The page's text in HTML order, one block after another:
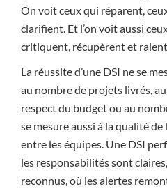
On voit ceux qui réparent,
clarifient. Et l’on voit aussi
critiquent, récupèrent et
La réussite d’une DSI ne se
au nombre de projets livrés,
respect du budget ou au
se mesure aussi à la qualité
entre les équipes. Une DSI
les responsabilités sont
reconnus, où les alertes